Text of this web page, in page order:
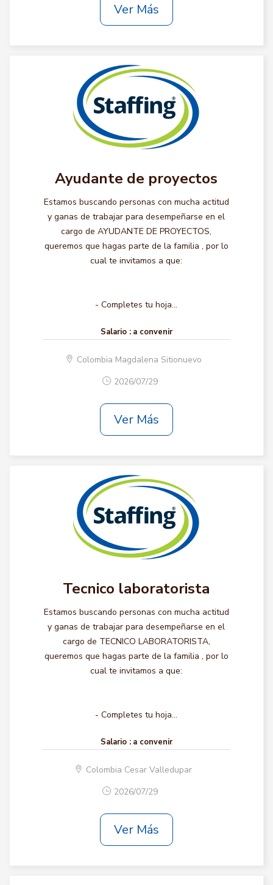
Ver Más
Ayudante de proyectos
Estamos buscando personas con mucha actitud
y ganas de trabajar para desempeñarse en el
cargo de AYUDANTE DE PROYECTOS,
queremos que hagas parte de la familia , por lo
cual te invitamos a que:
- Completes tu hoja...
Salario : a convenir
Colombia Magdalena Sitionuevo
2026/07/29
Ver Más
Tecnico laboratorista
Estamos buscando personas con mucha actitud
y ganas de trabajar para desempeñarse en el
cargo de TECNICO LABORATORISTA,
queremos que hagas parte de la familia , por lo
cual te invitamos a que:
- Completes tu hoja...
Salario : a convenir
Colombia Cesar Valledupar
2026/07/29
Ver Más